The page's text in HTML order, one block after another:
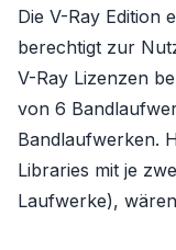
Die V-Ray Edition
berechtigt zur
V-Ray Lizenzen
von 6
Bandlaufwerken.
Libraries mit je
Laufwerke),